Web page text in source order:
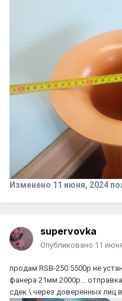
Изменено 11 июня, 2024
supervovka
Опубликовано 11
продам RSB-250 5500p не
фанера 21мм 2000р...
сдек \ через доверенных лиц